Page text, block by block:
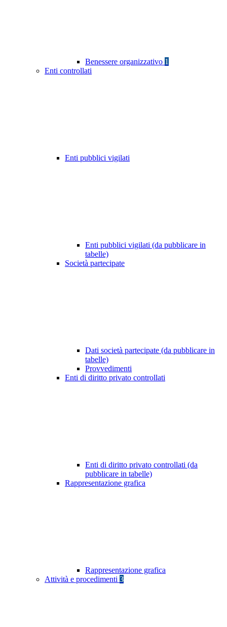
Benessere organizzativo 1
Enti controllati
Enti pubblici vigilati
Enti pubblici vigilati (da pubblicare in
tabelle)
Società partecipate
Dati società partecipate (da pubblicare in
tabelle)
Provvedimenti
Enti di diritto privato controllati
Enti di diritto privato controllati (da
pubblicare in tabelle)
Rappresentazione grafica
Rappresentazione grafica
Attività e procedimenti 3